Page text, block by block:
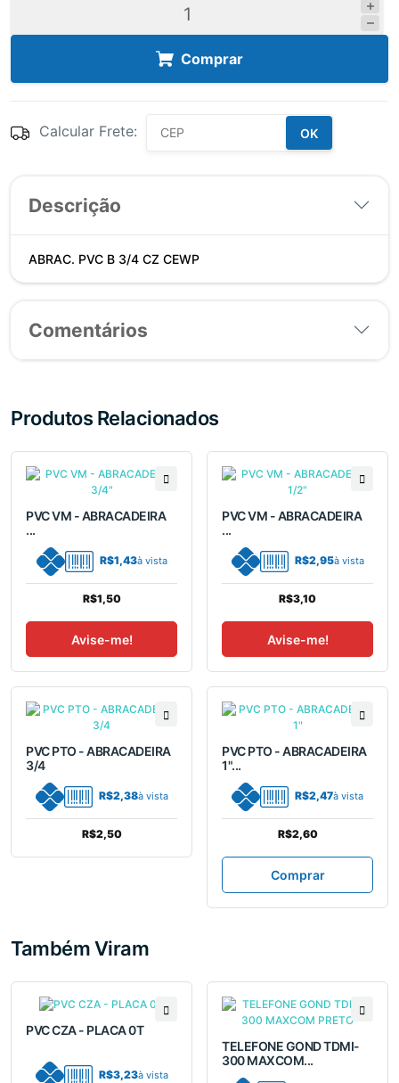
Comprar
Calcular Frete: OK
Descrição
ABRAC. PVC B 3/4 CZ CEWP
Comentários
Produtos Relacionados
PVC VM - ABRACADEIRA
...
R$1,43à vista
R$1,50
Avise-me!
PVC VM - ABRACADEIRA
...
R$2,95à vista
R$3,10
Avise-me!
PVC PTO - ABRACADEIRA
3/4
R$2,38à vista
R$2,50
PVC PTO - ABRACADEIRA
1"...
R$2,47à vista
R$2,60
Comprar
Também Viram
PVC CZA - PLACA 0T
R$3,23à vista
TELEFONE GOND TDMI-
300 MAXCOM...